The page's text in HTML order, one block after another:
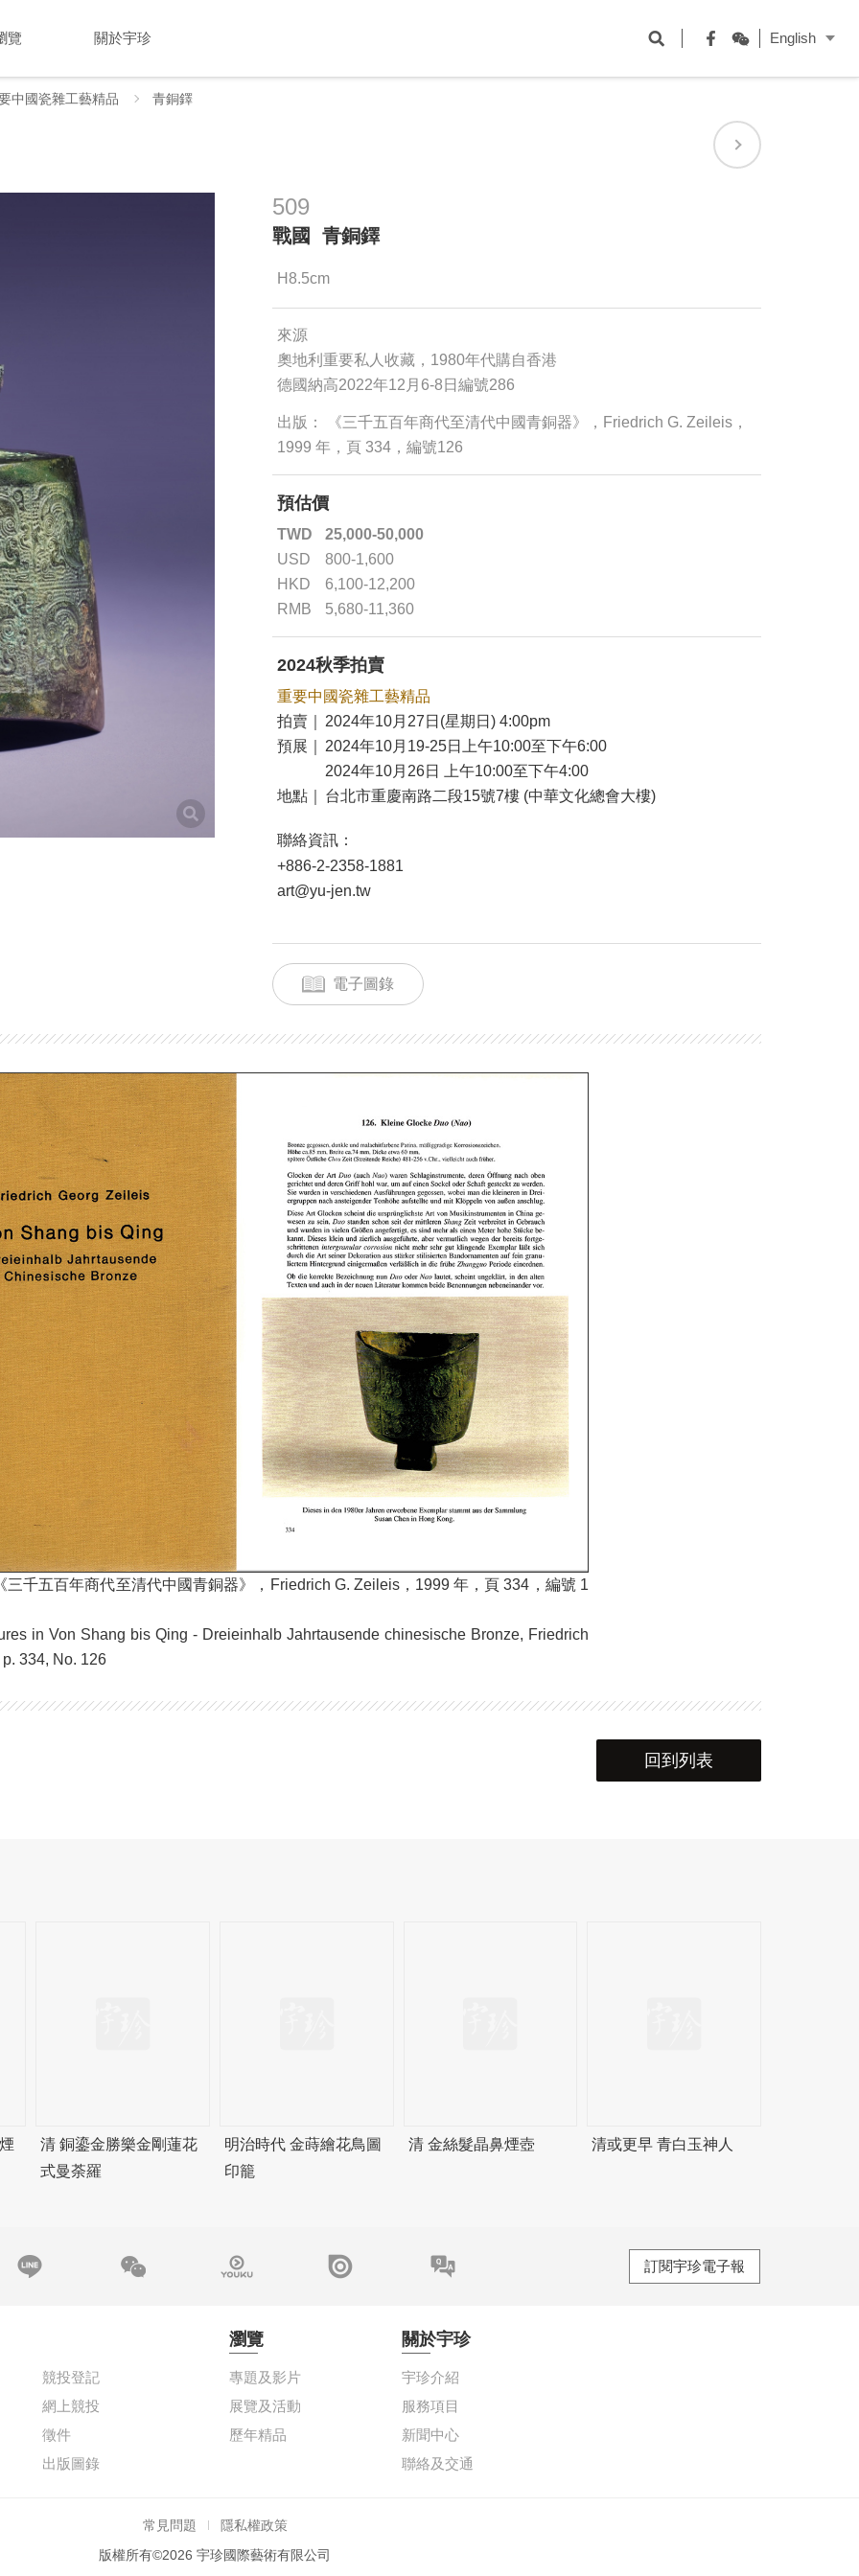
覽 關於宇珍
Facebook
WeChat
English
中國瓷雜工藝精品 青銅鐸
509
戰國 青銅鐸
H8.5cm
來源
奧地利重要私人收藏，1980年代購自香港
德國納高2022年12月6-8日編號286
出版： 《三千五百年商代至清代中國青銅器》，Friedrich G. Zeileis，
1999 年，頁 334，編號126
預估價
TWD
25,000-50,000
USD
800-1,600
HKD
6,100-12,200
RMB
5,680-11,360
2024秋季拍賣
重要中國瓷雜工藝精品
拍賣｜
2024年10月27日(星期日) 4:00pm
預展｜
2024年10月19-25日上午10:00至下午6:00
2024年10月26日 上午10:00至下午4:00
地點｜
台北市重慶南路二段15號7樓 (中華文化總會大樓)
聯絡資訊：
+886-2-2358-1881
art@yu-jen.tw
電子圖錄
三千五百年商代至清代中國青銅器》，Friedrich G. Zeileis，1999 年，頁 334，編號 1
in Von Shang bis Qing - Dreieinhalb Jahrtausende chinesische Bronze, Friedrich
334, No. 126
回到列表
清 銅鎏金勝樂金剛蓮花
式曼荼羅
明治時代 金蒔繪花鳥圖
印籠
清 金絲髮晶鼻煙壺 清或更早 青白玉神人
訂閱宇珍電子報
競投登記
網上競投
徵件
出版圖錄
瀏覽
專題及影片
展覽及活動
歷年精品
關於宇珍
宇珍介紹
服務項目
新聞中心
聯絡及交通
常見問題
隱私權政策
版權所有©2026 宇珍國際藝術有限公司